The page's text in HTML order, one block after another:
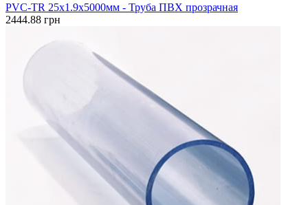
PVC-TR 25x1.9x5000мм - Труба ПВХ прозрачная
2444.88 грн